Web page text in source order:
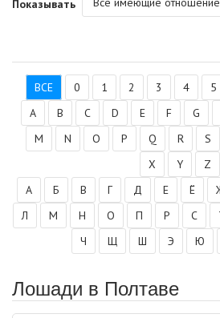
Показывать
ВСЕ 0 1 2 3 4 5
A
B C D E F G
M
N O P Q R S
X
Y
Z
А
Б В Г Д Е Ё
Л
М Н О П Р С
Ч
Щ Ш Э Ю
Лошади в Полтаве